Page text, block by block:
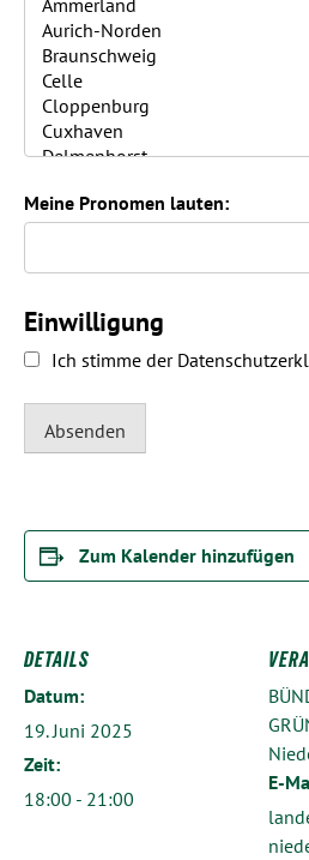
Meine Pronomen lauten:
Einwilligung
Ich stimme der
Absenden
Zum Kalender hinzufügen
DETAILS
Datum:
19. Juni 2025
Zeit:
18:00 - 21:00
E-